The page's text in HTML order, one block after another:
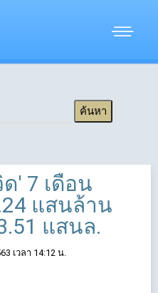
' 7 เดือน
แสนล้าน
แสนล.
เวลา 14:12 น.